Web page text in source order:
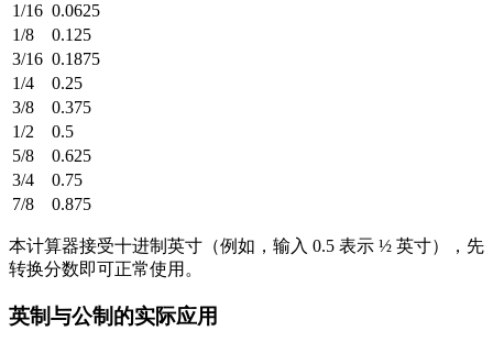
1/16 0.0625
1/8
0.125
3/16 0.1875
1/4
0.25
3/8
0.375
1/2
0.5
5/8
0.625
3/4
0.75
7/8
0.875
本计算器接受十进制英寸（例如，输入 0.5 表示 ½ 英寸），先
转换分数即可正常使用。
英制与公制的实际应用